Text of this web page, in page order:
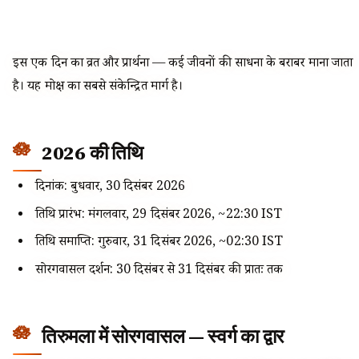
इस एक दिन का व्रत और प्रार्थना — कई जीवनों की साधना के बराबर माना जाता
है। यह मोक्ष का सबसे संकेन्द्रित मार्ग है।
2026 की तिथि
दिनांक: बुधवार, 30 दिसंबर 2026
तिथि प्रारंभ: मंगलवार, 29 दिसंबर 2026, ~22:30 IST
तिथि समाप्ति: गुरुवार, 31 दिसंबर 2026, ~02:30 IST
सोरगवासल दर्शन: 30 दिसंबर से 31 दिसंबर की प्रातः तक
तिरुमला में सोरगवासल — स्वर्ग का द्वार